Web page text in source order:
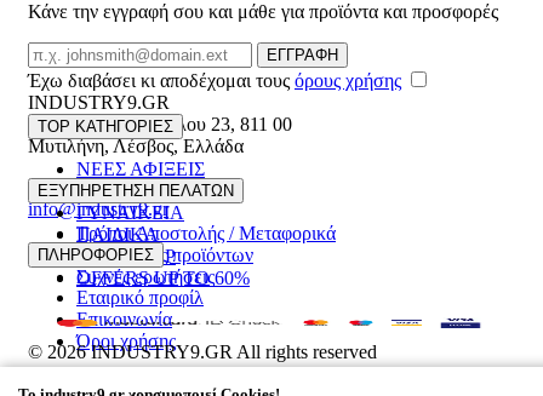
Κάνε την εγγραφή σου και μάθε για προϊόντα και προσφορές
Email
ΕΓΓΡΑΦΗ
Έχω διαβάσει κι αποδέχομαι τους όρους χρήσης
INDUSTRY9.GR
Ελευθέριου Βενιζέλου 23, 811 00
Μυτιλήνη,Λέσβος,Ελλάδα
22510 55629
info@industry9.gr
TOP ΚΑΤΗΓΟΡΙΕΣ
ΝΕΕΣ ΑΦΙΞΕΙΣ
ΑΝΔΡΙΚΑ
ΓΥΝΑΙΚΕΙΑ
ΠΑΙΔΙΚΑ
ΑΞΕΣΟΥΑΡ
OFFERS UP TO 60%
ΕΞΥΠΗΡΕΤΗΣΗ ΠΕΛΑΤΩΝ
Τρόποι Αποστολής / Μεταφορικά
Επιστροφές προϊόντων
Συχνές ερωτήσεις
ΠΛΗΡΟΦΟΡΙΕΣ
Εταιρικό προφίλ
Επικοινωνία
Όροι χρήσης
© 2026INDUSTRY9.GR All rights reserved
Designed & developed byNETMECHANICS